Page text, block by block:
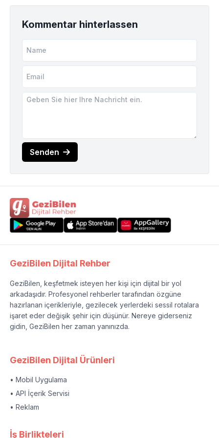
Kommentar hinterlassen
Senden
GeziBilen Dijital Rehber
GeziBilen, keşfetmek isteyen her kişi için dijital bir yol
arkadaşıdır. Profesyonel rehberler tarafından özgüne
hazırlanan içerikleriyle, gezilecek yerlerdeki sessil rotalara
işaret eder değişik şehir için düşünür. Nereye giderseniz
gidin, GeziBilen her zaman yanınızda.
GeziBilen Dijital Ürünleri
• Mobil Uygulama
• API İçerik Servisi
• Reklam
İş Birlikteleri